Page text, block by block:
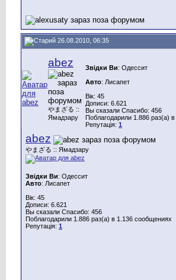
26.08.2010, 06:35
abez
やまざる ::
Ямадзару
Звідки Ви: Одессит
Авто: Лисапет
Вік: 45
Дописи: 6.621
Вы сказали Спасибо: 456
Поблагодарили 1.886 раз(а)
Репутація: 1
abez
やまざる :: Ямадзару
Звідки Ви: Одессит
Авто: Лисапет
Вік: 45
Дописи: 6.621
Вы сказали Спасибо: 456
Поблагодарили 1.886 раз(а) в 1.136 сообщениях
Репутація: 1